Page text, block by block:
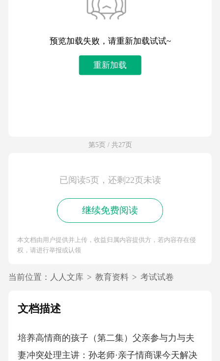
预览加载失败，请重新加载试试~
重新加载
第5页 / 共27页
已阅读5页，还剩22页未读
继续免费阅读
本文档由用户提供并上传，收益归属内容提供方，若内容存在侵
权，请进行举报或认领
当前位置： 人人文库 > 教育资料 > 考试试卷
文档描述
培养高情商的孩子（第二集）父亲参与力与夫
妻冲突处理主讲：孙老师·亲子情商课今天解决